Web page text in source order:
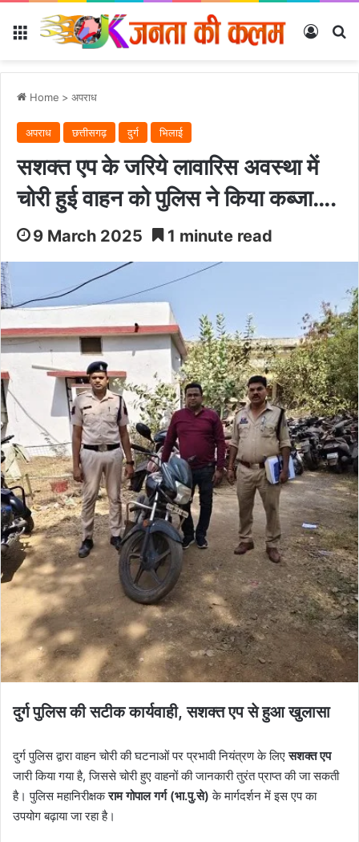
Menu Log In
Home > अपराध
अपराध छत्तीसगढ़ दुर्ग भिलाई
सशक्त एप के जरिये लावारिस अवस्था में
चोरी हुई वाहन को पुलिस ने किया कब्जा….
9 March 2025 1 minute read
दुर्ग पुलिस की सटीक कार्यवाही, सशक्त एप से हुआ खुलासा
दुर्ग पुलिस द्वारा वाहन चोरी की घटनाओं पर प्रभावी नियंत्रण के लिएसशक्त एप
जारी किया गया है, जिससे चोरी हुए वाहनों की जानकारी तुरंत प्राप्त की जा सकती
है। पुलिस महानिरीक्षकराम गोपाल गर्ग (भा.पु.से) के मार्गदर्शन में इस एप का
उपयोग बढ़ाया जा रहा है।